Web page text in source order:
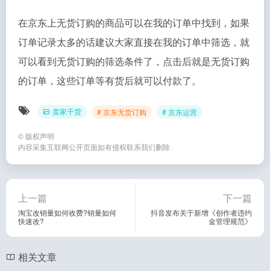
在京东上无货订购的商品可以在我的订单中找到，如果
订单记录太多的话建议大家直接在我的订单中筛选，就
可以看到无货订购的筛选条件了，点击后就是无货订购
的订单，这些订单等有货后就可以付款了。
卖家干货 # 京东无货订购 # 京东运营
© 版权声明
内容采集互联网公开页面如有侵权联系我们删除
上一篇
淘宝改销量如何收费?销量如何
快速改?
下一篇
抖音发布关于新增《创作者违约
金管理规范》
相关文章